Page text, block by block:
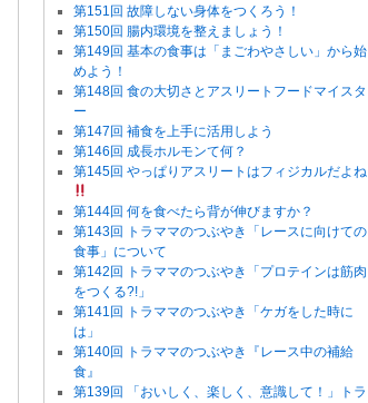
第151回 故障しない身体をつくろう！
第150回 腸内環境を整えましょう！
第149回 基本の食事は「まごわやさしい」から始
めよう！
第148回 食の大切さとアスリートフードマイスタ
ー
第147回 補食を上手に活用しよう
第146回 成長ホルモンて何？
第145回 やっぱりアスリートはフィジカルだよね
第144回 何を食べたら背が伸びますか？
第143回 トラママのつぶやき「レースに向けての
食事」について
第142回 トラママのつぶやき「プロテインは筋肉
をつくる?!」
第141回 トラママのつぶやき「ケガをした時に
は」
第140回 トラママのつぶやき『レース中の補給
食』
第139回 「おいしく、楽しく、意識して！」トラ